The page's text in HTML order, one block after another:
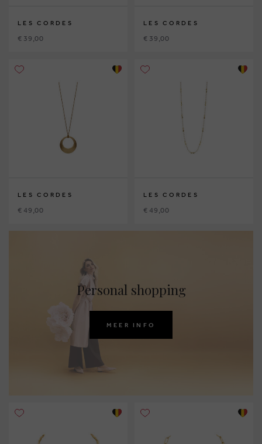
LES CORDES
€ 39,00
LES CORDES
€ 39,00
LES CORDES
€ 49,00
LES CORDES
€ 49,00
Personal shopping
MEER INFO